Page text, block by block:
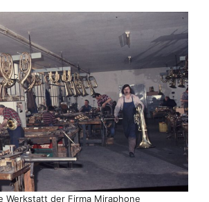
Werkstatt der Firma Miraphone